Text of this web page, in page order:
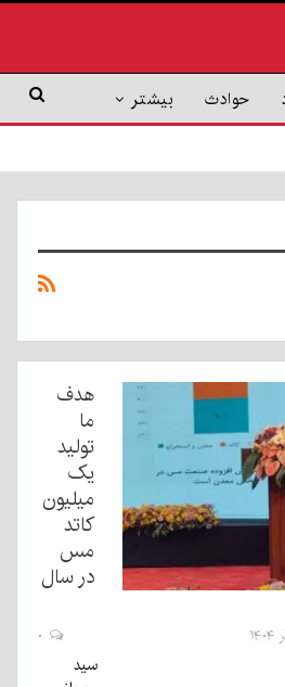
حوادث بیشتر
هدف
ما
تولید
یک
میلیون
کاتد
مس
در سال
سید